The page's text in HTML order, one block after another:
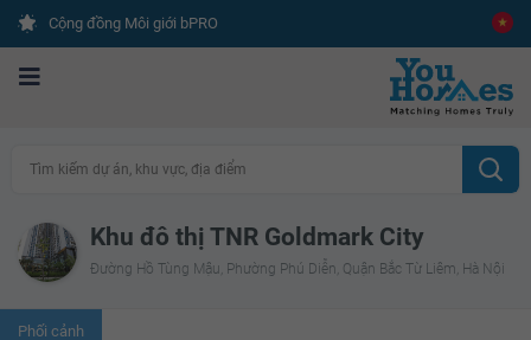
Cộng đồng Môi giới bPRO
Tìm kiếm dự án, khu vực, địa điểm
Khu đô thị TNR Goldmark City
Đường Hồ Tùng Mậu, Phường Phú Diễn, Quận Bắc Từ Liêm, Hà Nội
Phối cảnh